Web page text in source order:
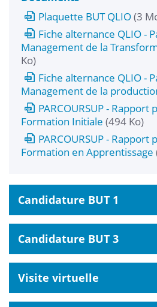
Plaquette BUT QLIO(3
Fiche alternance QLIO -
Management de la
Ko)
Fiche alternance QLIO -
Management de la
PARCOURSUP - Rapport
Formation Initiale (494 Ko)
PARCOURSUP - Rapport
Formation en Apprentissage
Candidature BUT 1
Candidature BUT 3
Visite virtuelle